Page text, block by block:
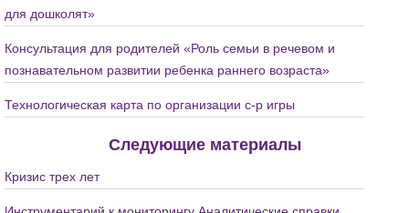
для дошколят»
Консультация для родителей «Роль семьи в речевом и
познавательном развитии ребенка раннего возраста»
Технологическая карта по организации с-р игры
Следующие материалы
Кризис трех лет